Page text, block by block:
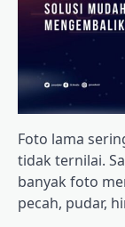
Foto lama
tidak ternilai.
banyak foto
pecah, pudar,